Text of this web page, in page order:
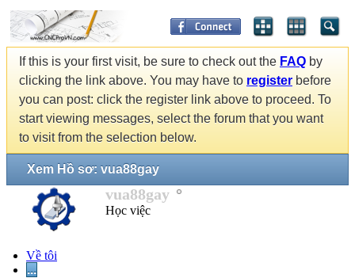
If this is your first visit, be sure to check out the FAQ by
clicking the link above. You may have to register before
you can post: click the register link above to proceed. To
start viewing messages, select the forum that you want
to visit from the selection below.
Xem Hồ sơ: vua88gay
vua88gay
Học việc
Về tôi
...